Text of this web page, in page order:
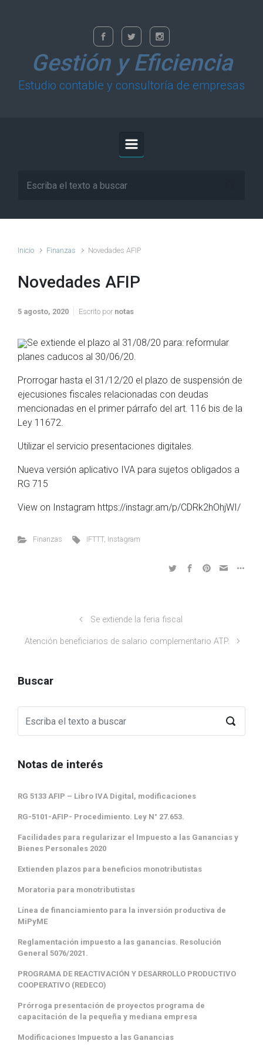
Gestión y Eficiencia
Estudio contable y consultoría de empresas
Inicio Finanzas Novedades AFIP
Novedades AFIP
5 agosto, 2020 Escrito por notas
Se extiende el plazo al 31/08/20 para: reformular
planes caducos al 30/06/20.
Prorrogar hasta el 31/12/20 el plazo de suspensión de
ejecusiones fiscales relacionadas con deudas
mencionadas en el primer párrafo del art. 116 bis de la
Ley 11672.
Utilizar el servicio presentaciones digitales.
Nueva versión aplicativo IVA para sujetos obligados a
RG 715
View on Instagram https://instagr.am/p/CDRk2hOhjWI/
Finanzas IFTTT, Instagram
Se extiende la feria fiscal
Atención beneficiarios de salario complementario ATP.
Buscar
Notas de interés
RG 5133 AFIP – Libro IVA Digital, modificaciones
RG-5101-AFIP- Procedimiento. Ley N° 27.653.
Facilidades para regularizar el Impuesto a las Ganancias y
Bienes Personales 2020
Extienden plazos para beneficios monotributistas
Moratoria para monotributistas
Línea de financiamiento para la inversión productiva de
MiPyME
Reglamentación impuesto a las ganancias. Resolución
General 5076/2021.
PROGRAMA DE REACTIVACIÓN Y DESARROLLO PRODUCTIVO
COOPERATIVO (REDECO)
Prórroga presentación de proyectos programa de
capacitación de la pequeña y mediana empresa
Modificaciones Impuesto a las Ganancias